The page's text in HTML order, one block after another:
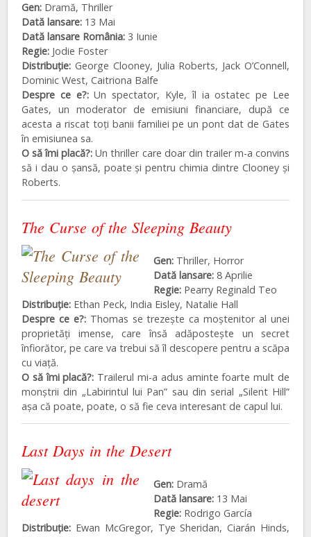
Gen: Dramă, Thriller
Dată lansare: 13 Mai
Dată lansare România: 3 Iunie
Regie: Jodie Foster
Distribuţie: George Clooney, Julia Roberts, Jack O’Connell,
Dominic West, Caitriona Balfe
Despre ce e?:Un spectator, Kyle, îl ia ostatec pe Lee
Gates, un moderator de emisiuni financiare, după ce
acesta a riscat toți banii familiei pe un pont dat de Gates
în emisiunea sa.
O să îmi placă?: Un thriller care doar din trailer m-a convins
să i dau o șansă, poate și pentru chimia dintre Clooney și
Roberts.
The Curse of the Sleeping Beauty
Gen: Thriller, Horror
Dată lansare: 8 Aprilie
Regie: Pearry Reginald Teo
Distribuţie: Ethan Peck, India Eisley, Natalie Hall
Despre ce e?:Thomas se trezește ca moștenitor al unei
proprietăți imense, care însă adăpostește un secret
înfiorător, pe care va trebui să îl descopere pentru a scăpa
cu viață.
O să îmi placă?: Trailerul mi-a adus aminte foarte mult de
monștrii din „Labirintul lui Pan” sau din serial „Silent Hill”
așa că poate, poate, o să fie ceva interesant de capul lui.
Last Days in the Desert
Gen: Dramă
Dată lansare: 13 Mai
Regie: Rodrigo García
Distribuţie: Ewan McGregor, Tye Sheridan, Ciarán Hinds,